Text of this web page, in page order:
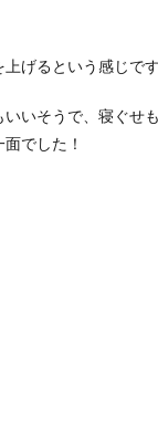
げるという感じです
いそうで、寝ぐせ
でした！